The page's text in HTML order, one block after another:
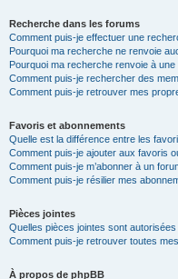
Recherche dans les forums
Comment puis-je effectuer une
Pourquoi ma recherche ne renvoie
Pourquoi ma recherche renvoie à une
Comment puis-je rechercher des
Comment puis-je retrouver mes
Favoris et abonnements
Quelle est la différence entre les
Comment puis-je ajouter aux favoris
Comment puis-je m’abonner à un
Comment puis-je résilier mes
Pièces jointes
Quelles pièces jointes sont
Comment puis-je retrouver toutes
À propos de phpBB